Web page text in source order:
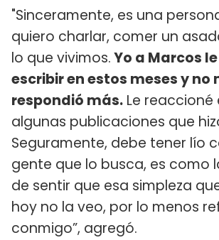
"Sinceramente, es una
quiero charlar, comer un
lo que vivimos.Yo a Marcos
escribir en estos meses y no
respondió más. Le reaccioné
algunas publicaciones que
Seguramente, debe tener lío
gente que lo busca, es como
de sentir que esa simpleza
hoy no la veo, por lo menos
conmigo”, agregó.